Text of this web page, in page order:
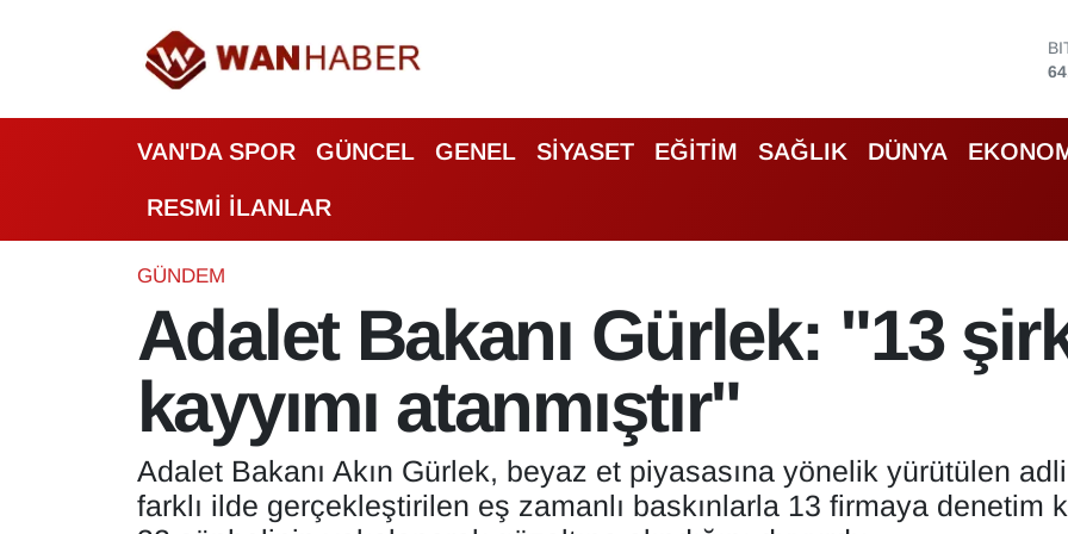
VAN'DA SPOR GÜNCEL GENEL SİYASET EĞİTİM SAĞLIK DÜNYA
RESMİ İLANLAR
GÜNDEM
Adalet Bakanı Gürlek: "13
kayyımı atanmıştır"
Adalet Bakanı Akın Gürlek, beyaz et piyasasına yönelik yürütülen
farklı ilde gerçekleştirilen eş zamanlı baskınlarla 13 firmaya denetim
ASAYİŞ
BİLİM VE TEKNOLOJİ
Biyografi
Bölge Haberleri
Dernekler, Odalar
Van Nöbetçi Eczaneler
Van Hava Durumu
Van Namaz Vakitleri
Van Trafik Yoğunluk Haritası
Süper Lig Puan Durumu ve Fikstür
Tüm Manşetler
Son Dakika Haberleri
Haber Arşivi